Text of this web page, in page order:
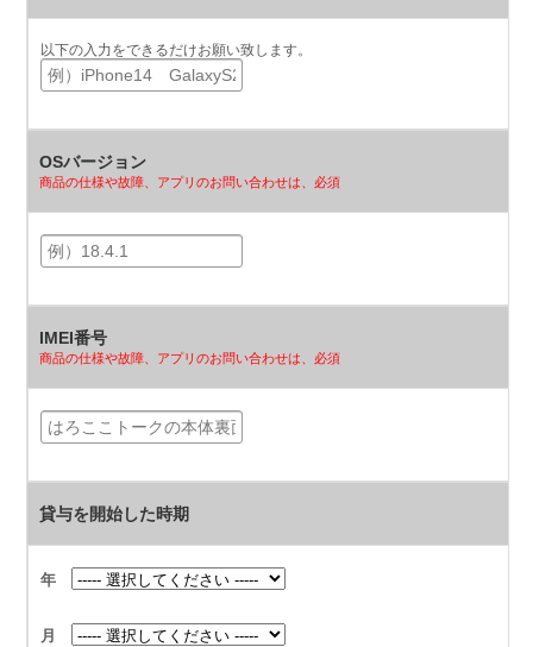
以下の入力をできるだけお願い致します。
OSバージョン
商品の仕様や故障、アプリのお問い合わせは、必須
IMEI番号
商品の仕様や故障、アプリのお問い合わせは、必須
貸与を開始した時期
年
月